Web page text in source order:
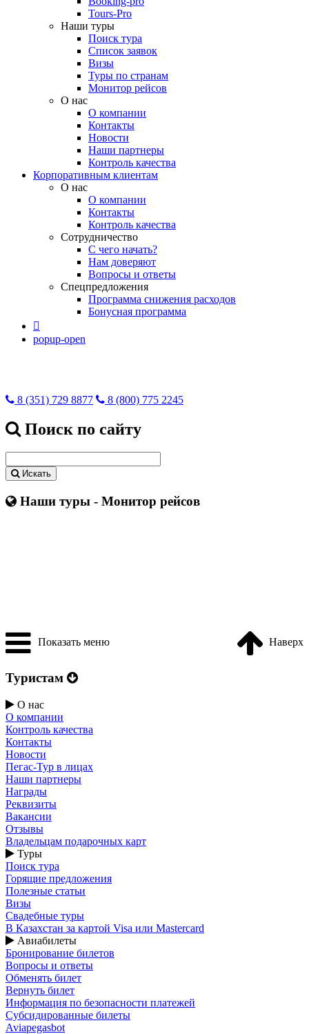
Tours-Pro
Наши туры
Поиск тура
Список заявок
Визы
Туры по странам
Монитор рейсов
О нас
О компании
Контакты
Новости
Наши партнеры
Контроль качества
Корпоративным клиентам
О нас
О компании
Контакты
Контроль качества
Сотрудничество
С чего начать?
Нам доверяют
Вопросы и ответы
Спецпредложения
Программа снижения расходов
Бонусная программа

popup-open
8 (351) 729 8877 8 (800) 775 2245
Поиск по сайту
Искать
Наши туры - Монитор рейсов
Показать меню Наверх
Туристам
О нас
О компании
Контроль качества
Контакты
Новости
Пегас-Тур в лицах
Наши партнеры
Награды
Реквизиты
Вакансии
Отзывы
Владельцам подарочных карт
Туры
Поиск тура
Горящие предложения
Полезные статьи
Визы
Свадебные туры
В Казахстан за картой Visa или Masterсard
Авиабилеты
Бронирование билетов
Вопросы и ответы
Обменять билет
Вернуть билет
Информация по безопасности платежей
Субсидированные билеты
Aviapegasbot